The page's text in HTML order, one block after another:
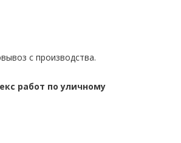
с производства.
работ по уличному